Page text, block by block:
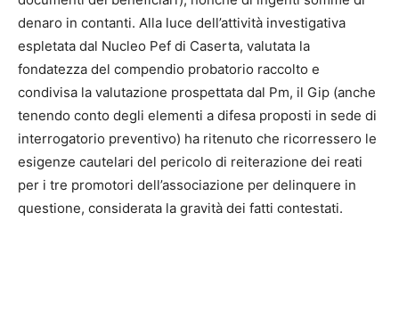
denaro in contanti. Alla luce dell’attività investigativa
espletata dal Nucleo Pef di Caserta, valutata la
fondatezza del compendio probatorio raccolto e
condivisa la valutazione prospettata dal Pm, il Gip (anche
tenendo conto degli elementi a difesa proposti in sede di
interrogatorio preventivo) ha ritenuto che ricorressero le
esigenze cautelari del pericolo di reiterazione dei reati
per i tre promotori dell’associazione per delinquere in
questione, considerata la gravità dei fatti contestati.